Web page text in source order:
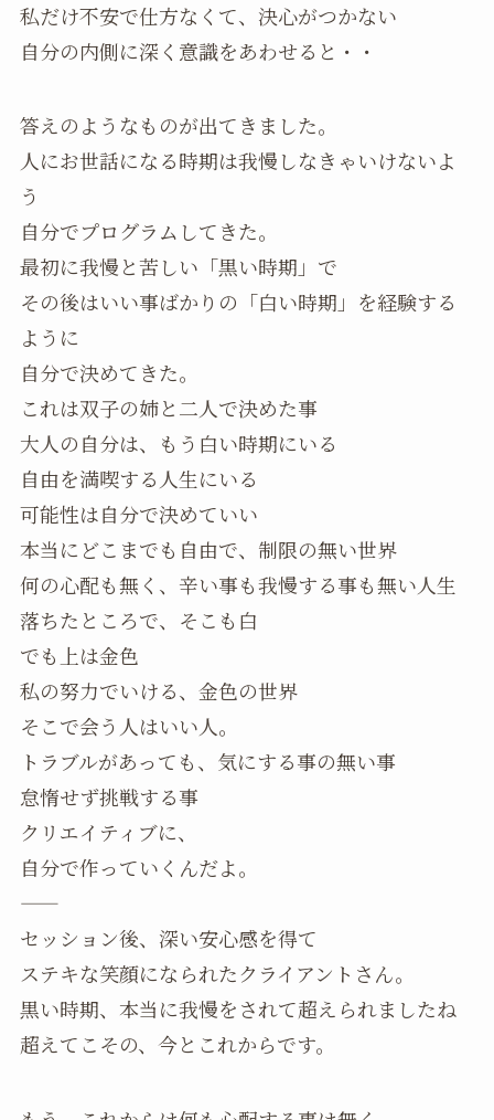
私だけ不安で仕方なくて、決心がつかない
自分の内側に深く意識をあわせると・・
答えのようなものが出てきました。
人にお世話になる時期は我慢しなきゃいけないよ
う
自分でプログラムしてきた。
最初に我慢と苦しい「黒い時期」で
その後はいい事ばかりの「白い時期」を経験する
ように
自分で決めてきた。
これは双子の姉と二人で決めた事
大人の自分は、もう白い時期にいる
自由を満喫する人生にいる
可能性は自分で決めていい
本当にどこまでも自由で、制限の無い世界
何の心配も無く、辛い事も我慢する事も無い人生
落ちたところで、そこも白
でも上は金色
私の努力でいける、金色の世界
そこで会う人はいい人。
トラブルがあっても、気にする事の無い事
怠惰せず挑戦する事
クリエイティブに、
自分で作っていくんだよ。
——
セッション後、深い安心感を得て
ステキな笑顔になられたクライアントさん。
黒い時期、本当に我慢をされて超えられましたね
超えてこその、今とこれからです。